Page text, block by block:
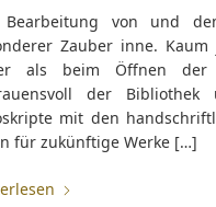
Bearbeitung von und
Zauber inne.
als beim Öffnen der
der
mit den
für zukünftige Werke […]